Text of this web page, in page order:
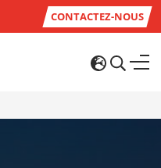
CONTACTEZ-NOUS